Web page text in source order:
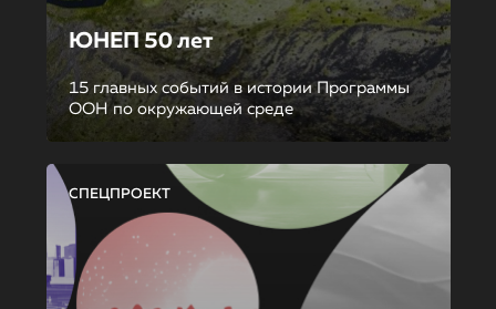
ЮНЕП 50 лет
15 главных событий в истории Программы
ООН по окружающей среде
СПЕЦПРОЕКТ